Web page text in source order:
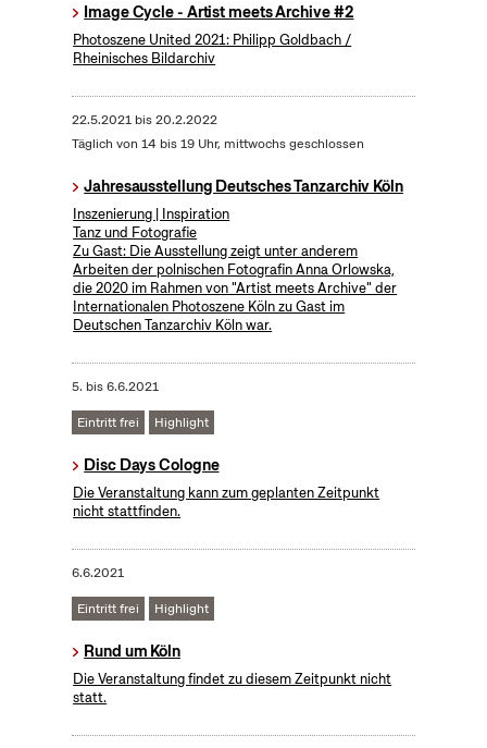
Image Cycle - Artist meets Archive #2
Photoszene United 2021: Philipp Goldbach /
Rheinisches Bildarchiv
22.5.2021bis20.2.2022
Täglich von 14 bis 19 Uhr, mittwochs geschlossen
Jahresausstellung Deutsches Tanzarchiv Köln
Inszenierung | Inspiration
Tanz und Fotografie
Zu Gast: Die Ausstellung zeigt unter anderem
Arbeiten der polnischen Fotografin Anna Orlowska,
die 2020 im Rahmen von "Artist meets Archive" der
Internationalen Photoszene Köln zu Gast im
Deutschen Tanzarchiv Köln war.
5. bis6.6.2021
Eintritt frei Highlight
Disc Days Cologne
Die Veranstaltung kann zum geplanten Zeitpunkt
nicht stattfinden.
6.6.2021
Eintritt frei Highlight
Rund um Köln
Die Veranstaltung findet zu diesem Zeitpunkt nicht
statt.